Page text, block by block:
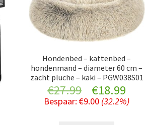
Hondenbed – kattenbed –
hondenmand – diameter 60 cm –
zacht pluche – kaki – PGW038S01
€27.99
Original
price
€18.99
price
Bespaar:€9.00 (32.2%)